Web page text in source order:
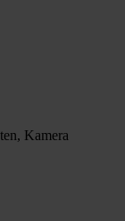
Kame­ra